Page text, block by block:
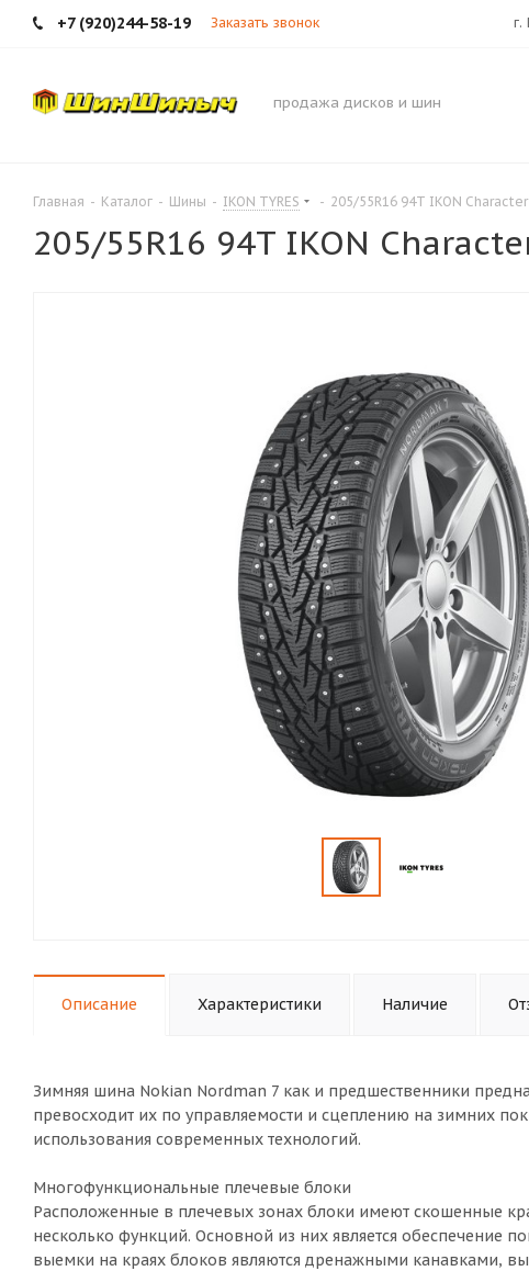
+7 (920)244-58-19 Заказать звонок г.
продажа дисков и шин
Главная - Каталог - Шины - IKON TYRES - 205/55R16 94T IKON
205/55R16 94T IKON
Описание Характеристики Наличие
Зимняя шина Nokian Nordman 7 как и предшественники
превосходит их по управляемости и сцеплению на зимних
использования современных технологий.
Многофункциональные плечевые блоки
Расположенные в плечевых зонах блоки имеют скошенные
несколько функций. Основной из них является обеспечение
выемки на краях блоков являются дренажными канавками,